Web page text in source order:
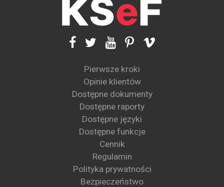
Pierwsze kroki
Opinie klientów
Dostępne dokumenty
Dostępne raporty
Dostępne języki
Dostępne funkcje
Cennik
Regulamin
Polityka prywatności
Bezpieczeństwo